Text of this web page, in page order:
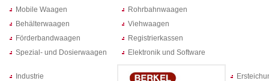
Mobile Waagen
Behälterwaagen
Förderbandwaagen
Spezial- und Dosierwaagen
Rohrbahnwaagen
Viehwaagen
Registrierkassen
Elektronik und Software
Industrie